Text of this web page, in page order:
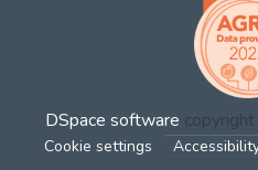
DSpace software
Cookie settings